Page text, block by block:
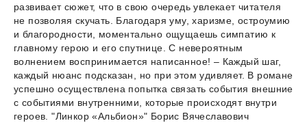
развивает сюжет, что в свою очередь увлекает читателя
не позволяя скучать. Благодаря уму, харизме, остроумию
и благородности, моментально ощущаешь симпатию к
главному герою и его спутнице. С невероятным
волнением воспринимается написанное! – Каждый шаг,
каждый нюанс подсказан, но при этом удивляет. В романе
успешно осуществлена попытка связать события внешние
с событиями внутренними, которые происходят внутри
героев. "Линкор «Альбион»" Борис Вячеславович